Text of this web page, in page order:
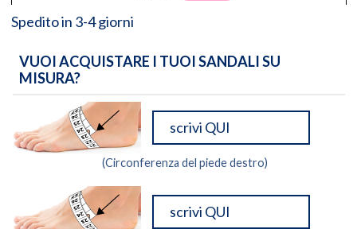
Spedito in 3-4 giorni
VUOI ACQUISTARE I TUOI SANDALI SU
MISURA?
(Circonferenza del piede destro)